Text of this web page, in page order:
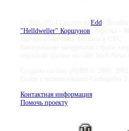
Edd
"Helldweller" Коршунов
Контактная информация
Помочь проекту